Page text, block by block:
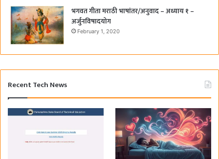
भगवत गीता मराठी भाषांतर/अनुवाद – अध्याय १ –
अर्जुनविषादयोग
February 1, 2020
Recent Tech News